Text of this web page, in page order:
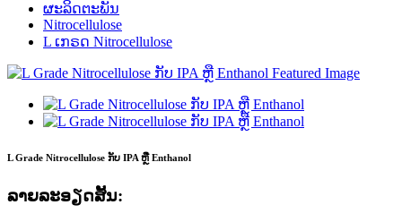
ຜະລິດຕະພັນ
Nitrocellulose
L ເກຣດ Nitrocellulose
L Grade Nitrocellulose ກັບ IPA ຫຼື Enthanol
ລາຍ​ລະ​ອຽດ​ສັ້ນ​: